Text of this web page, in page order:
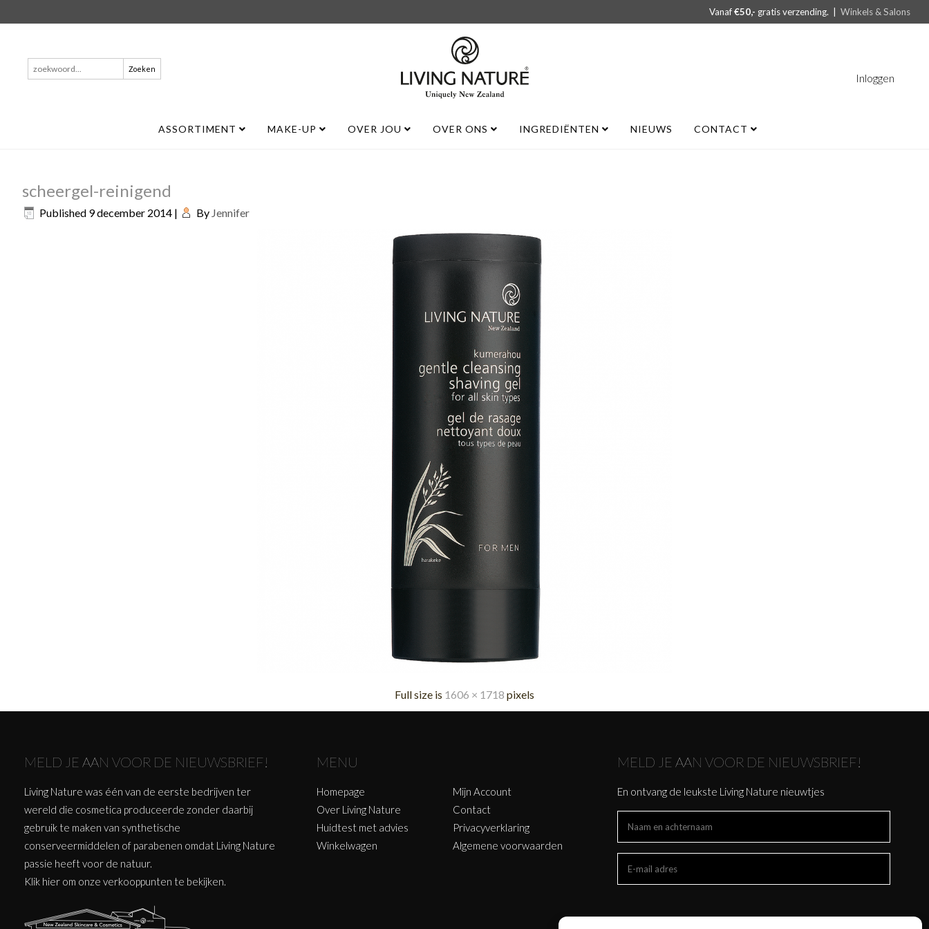
Vanaf€50,- gratis verzending. |Winkels & Salons
Inloggen
Zoeken
naar:
ASSORTIMENT MAKE-UP OVER JOU OVER ONS INGREDIËNTEN NIEUWS CONTACT
scheergel-reinigend
Published 9 december 2014 | By Jennifer
Full size is 1606 × 1718 pixels
MELD JE AAN VOOR DE NIEUWSBRIEF!
Living Nature was één van de eerste bedrijven ter
wereld die cosmetica produceerde zonder daarbij
gebruik te maken van synthetische
conserveermiddelen of parabenen omdat Living Nature
passie heeft voor de natuur.
Klik hier om onze verkooppunten te bekijken.
MENU
Homepage
Over Living Nature
Huidtest met advies
Winkelwagen
Mijn Account
Contact
Privacyverklaring
Algemene voorwaarden
MELD JE AAN VOOR DE NIEUWSBRIEF!
En ontvang de leukste Living Nature nieuwtjes